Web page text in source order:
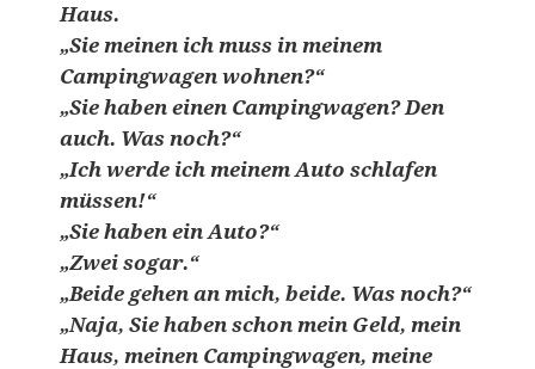
Haus.
„Sie meinen ich muss in meinem
Campingwagen wohnen?“
„Sie haben einen Campingwagen? Den
auch. Was noch?“
„Ich werde ich meinem Auto schlafen
müssen!“
„Sie haben ein Auto?“
„Zwei sogar.“
„Beide gehen an mich, beide. Was noch?“
„Naja, Sie haben schon mein Geld, mein
Haus, meinen Campingwagen, meine